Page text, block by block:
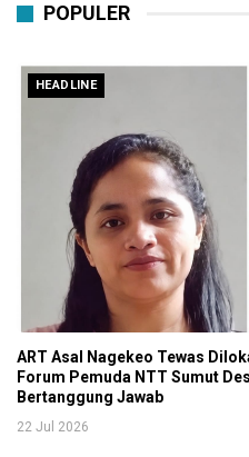
POPULER
HEADLINE
ART Asal Nagekeo Tewas
Forum Pemuda NTT Sumut
Bertanggung Jawab
22 Jul 2026